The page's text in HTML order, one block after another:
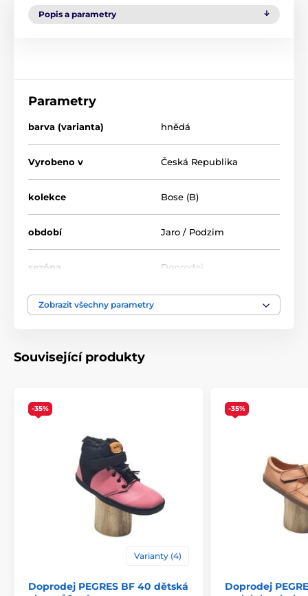
Popis a parametry
Parametry
barva (varianta) hnědá
Vyrobeno v Česká Republika
kolekce Bose (B)
období Jaro / Podzim
sezóna Doprodej
šíře chodidla
svršek
gumová plotna (4 mm
název modelu
Zobrazit všechny parametry
Související produkty
-35%
Varianty (4)
Doprodej PEGRES BF 40 dětská
-35%
Doprodej